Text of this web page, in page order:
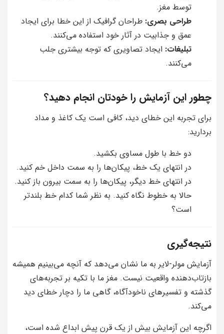
توسط مغز.
طراحی بصری: طراحان گرافیک از این خطا برای ایجاد
عمق و جذابیت در آثار خود استفاده می‌کنند.
تبلیغات: ایجاد تصاویری که توجه بیشتری جلب
می‌کنند.
چطور این آزمایش را خودتان انجام دهید؟
برای تجربه این خطای دید، کافی است یک کاغذ و مداد
بردارید:
دو خط با طول مساوی بکشید.
در انتهای یک خط، پیکان‌ها را به سمت داخل خم کنید.
در انتهای خط دیگر، پیکان‌ها را به سمت بیرون باز کنید.
حالا به خطوط نگاه کنید. به نظر شما کدام خط بلندتر
است؟
نتیجه‌گیری
آزمایش مولر-لایر به ما نشان می‌دهد که آنچه می‌بینیم همیشه
بازتاب‌دهنده واقعیت نیست. مغز ما با تکیه بر تجربه‌های
گذشته و تفسیرهای ناخودآگاه، گاهی ما را دچار خطای دید
می‌کند.
اگرچه این آزمایش بیش از یک قرن پیش ابداع شده است،